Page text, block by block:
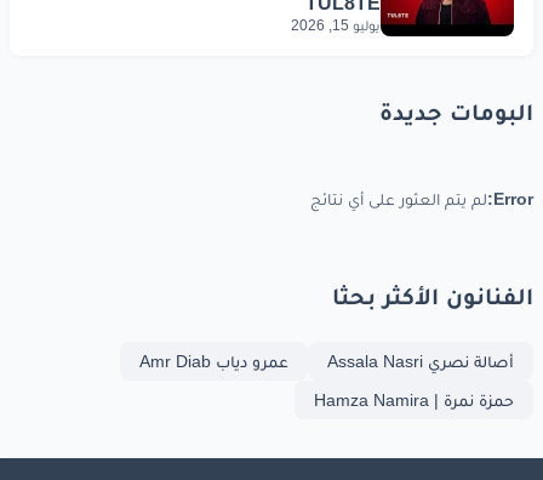
يوليو 15, 2026
البومات جديدة
Error: لم يتم العثور على أي نتائج
الفنانون الأكثر بحثا
أصالة نصري Assala Nasri
عمرو دياب Amr Diab
حمزة نمرة | Hamza Namira